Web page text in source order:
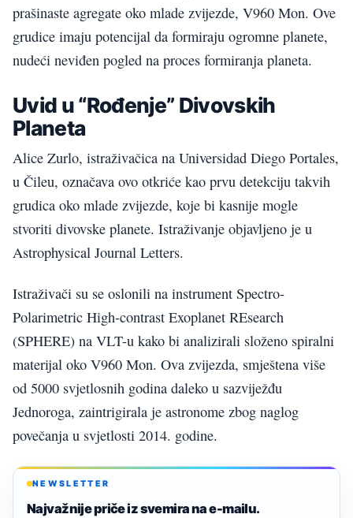
prašinaste agregate oko mlade zvijezde, V960 Mon. Ove
grudice imaju potencijal da formiraju ogromne planete,
nudeći neviđen pogled na proces formiranja planeta.
Uvid u “Rođenje” Divovskih
Planeta
Alice Zurlo, istraživačica na Universidad Diego Portales,
u Čileu, označava ovo otkriće kao prvu detekciju takvih
grudica oko mlade zvijezde, koje bi kasnije mogle
stvoriti divovske planete. Istraživanje objavljeno je u
Astrophysical Journal Letters.
Istraživači su se oslonili na instrument Spectro-
Polarimetric High-contrast Exoplanet REsearch
(SPHERE) na VLT-u kako bi analizirali složeno spiralni
materijal oko V960 Mon. Ova zvijezda, smještena više
od 5000 svjetlosnih godina daleko u sazviježđu
Jednoroga, zaintrigirala je astronome zbog naglog
povečanja u svjetlosti 2014. godine.
NEWSLETTER
Najvažnije priče iz svemira na e-mailu.